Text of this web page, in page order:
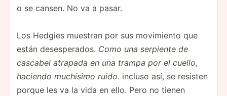
o se cansen. No va a pasar.
Los Hedgies muestran por sus movimiento que
están desesperados. Como una serpiente de
cascabel atrapada en una trampa por el cuello,
haciendo muchísimo ruido. incluso así, se resisten
porque les va la vida en ello. Pero no tienen